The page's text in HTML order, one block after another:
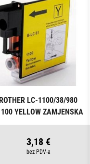
LC-1100/38/980
YELLOW ZAMJENSKA
TINTA
3,18 €